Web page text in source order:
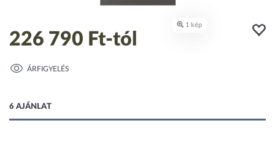
226 790 Ft-tól
ÁRFIGYELÉS
6 AJÁNLAT